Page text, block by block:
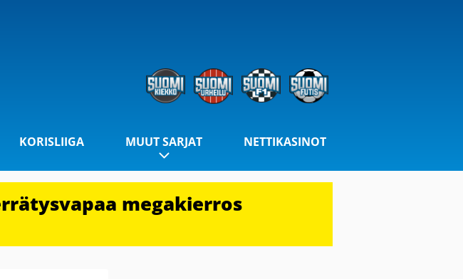
KORISLIIGA MUUT SARJAT NETTIKASINOT
megakierros